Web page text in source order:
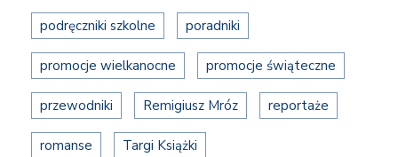
podręczniki szkolne poradniki
promocje wielkanocne promocje świąteczne
przewodniki Remigiusz Mróz reportaże
romanse Targi Książki